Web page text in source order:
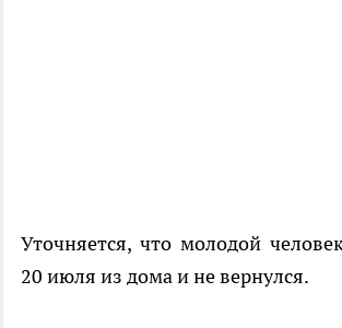
Уточняется, что молодой
20 июля из дома и не вернулся.